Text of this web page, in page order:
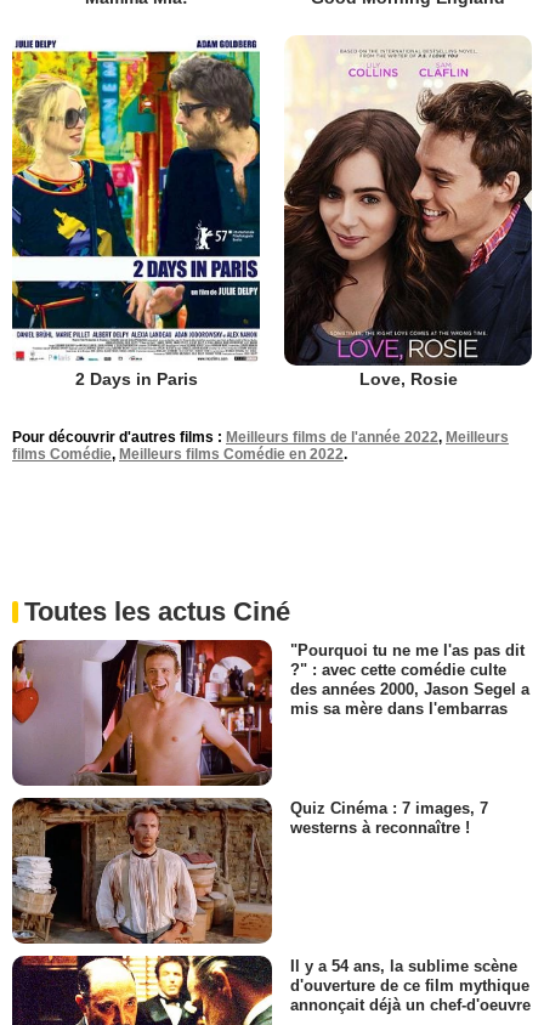
2 Days in Paris Love, Rosie
Pour découvrir d'autres films : Meilleurs films de l'année 2022, Meilleurs
films Comédie, Meilleurs films Comédie en 2022.
Toutes les actus Ciné
"Pourquoi tu ne me l'as pas dit
?" : avec cette comédie culte
des années 2000, Jason Segel a
mis sa mère dans l'embarras
Quiz Cinéma : 7 images, 7
westerns à reconnaître !
Il y a 54 ans, la sublime scène
d'ouverture de ce film mythique
annonçait déjà un chef-d'oeuvre